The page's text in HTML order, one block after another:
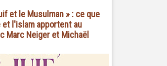
et le Musulman » : ce que
et l'islam apportent au
Marc Neiger et Michaël